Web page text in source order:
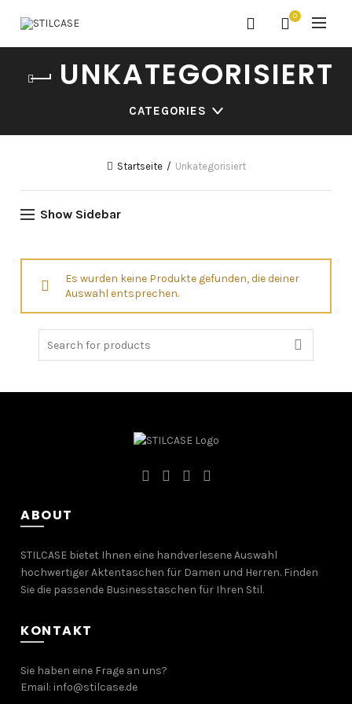
0
UNKATEGORISIERT
CATEGORIES
Startseite Unkategorisiert
Show Sidebar
Es wurden keine Produkte gefunden, die deiner
Auswahl entsprechen.
Search
for:
ABOUT
STILCASE bietet Ihnen eine handverlesene Auswahl
hochwertiger Aktentaschen für Damen und Herren. Finden
Sie die passende Businesstaschen für Ihren Stil.
KONTAKT
Sie haben eine Frage an uns?
Email: info@stilcase.de